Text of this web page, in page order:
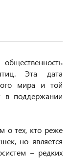
Эта дата
мира и той
в поддержании
о тех, кто реже
но является
– редких